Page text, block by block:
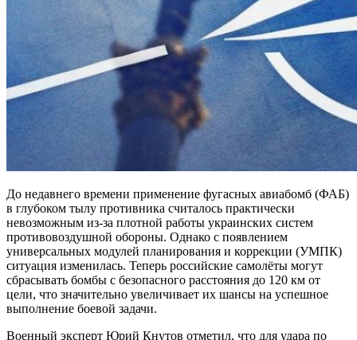
До недавнего времени применение фугасных авиабомб (ФАБ)
в глубоком тылу противника считалось практически
невозможным из-за плотной работы украинских систем
противовоздушной обороны. Однако с появлением
универсальных модулей планирования и коррекции (УМПК)
ситуация изменилась. Теперь российские самолёты могут
сбрасывать бомбы с безопасного расстояния до 120 км от
цели, что значительно увеличивает их шансы на успешное
выполнение боевой задачи.
Военный эксперт Юрий Кнутов отметил, что для удара по